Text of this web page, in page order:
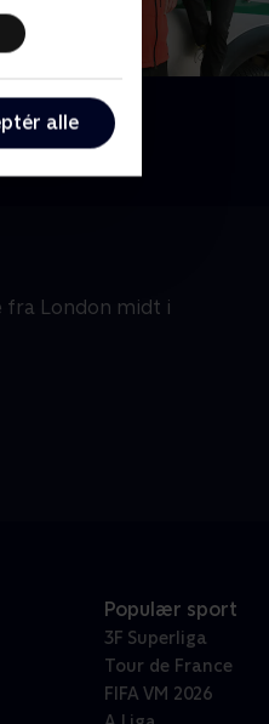
alle
fra London midt i
Populær sport
3F Superliga
Tour de France
FIFA VM 2026